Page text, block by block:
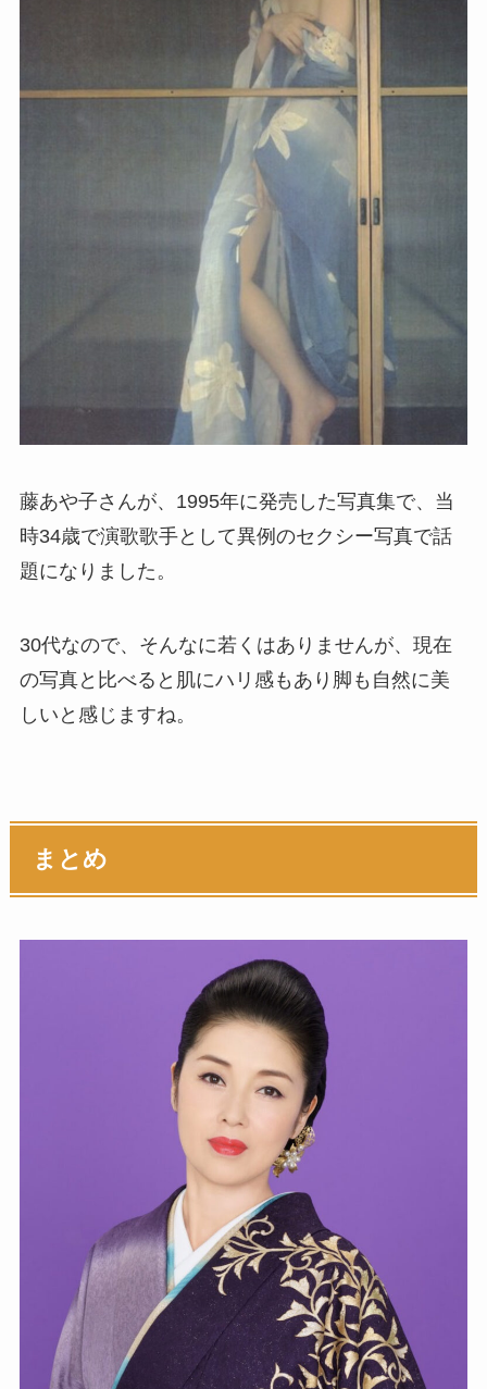
藤あや子さんが、1995年に発売した写真集で、当
時34歳で演歌歌手として異例のセクシー写真で話
題になりました。
30代なので、そんなに若くはありませんが、現在
の写真と比べると肌にハリ感もあり脚も自然に美
しいと感じますね。
まとめ